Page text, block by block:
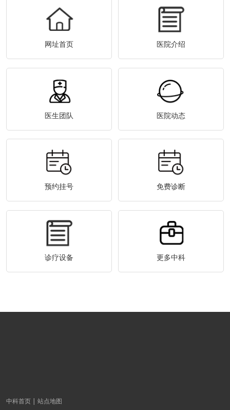
网址首页 医院介绍
医生团队 医院动态
预约挂号 免费诊断
诊疗设备 更多中科
中科首页 站点地图